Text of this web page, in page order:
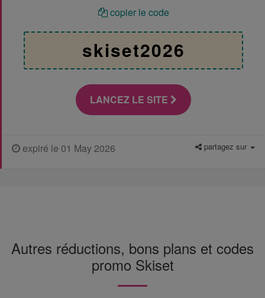
copier le code
skiset2026
LANCEZ LE SITE
expiré le 01 May 2026 partagez sur
Autres réductions, bons plans et codes
promo Skiset